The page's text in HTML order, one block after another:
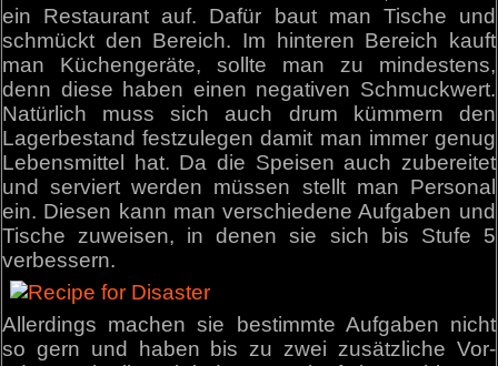
ein Restaurant auf. Dafür baut man Tische und
schmückt den Bereich. Im hinteren Bereich kauft
man Küchengeräte, sollte man zu mindestens,
denn diese haben einen negativen Schmuckwert.
Natürlich muss sich auch drum kümmern den
Lagerbestand festzulegen damit man immer genug
Lebensmittel hat. Da die Speisen auch zubereitet
und serviert werden müssen stellt man Personal
ein. Diesen kann man verschiedene Aufgaben und
Tische zuweisen, in denen sie sich bis Stufe 5
verbessern.
Allerdings machen sie bestimmte Aufgaben nicht
so gern und haben bis zu zwei zusätzliche Vor-